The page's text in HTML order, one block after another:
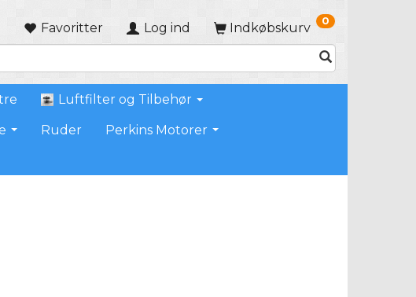
Indkøbskurv 0
Favoritter Log ind
Luftfilter og Tilbehør
Ruder Perkins Motorer